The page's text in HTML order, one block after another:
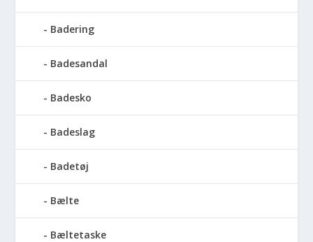
Badering
Badesandal
Badesko
Badeslag
Badetøj
Bælte
Bæltetaske